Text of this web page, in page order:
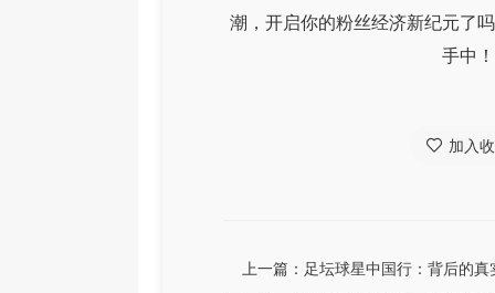
潮，开启你的粉丝经济新纪元了
手中！
加入
上一篇： 足坛球星中国行：背后的